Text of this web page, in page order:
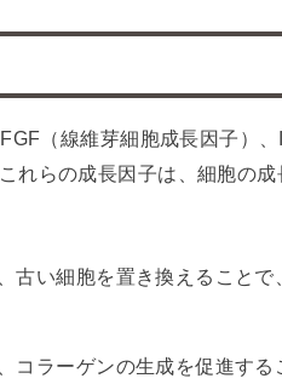
（線維芽細胞成長因子）
れらの成長因子は、細胞の
古い細胞を置き換えること
コラーゲンの生成を促進する